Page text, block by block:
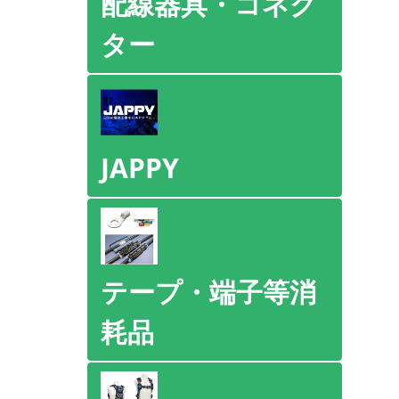
ター
JAPPY
テープ・端子等消
耗品